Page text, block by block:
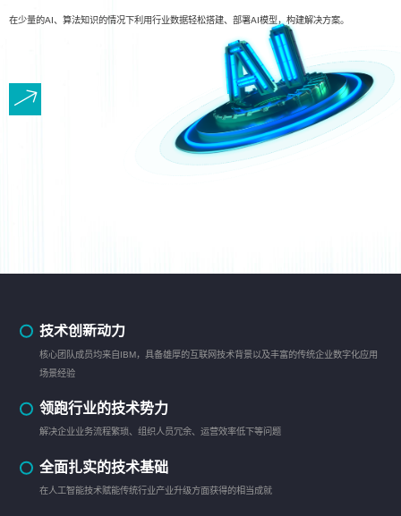
在少量的AI、算法知识的情况下利用行业数据轻松搭建、部署AI模型，构建解决方案。
技术创新动力
核心团队成员均来自IBM，具备雄厚的互联网技术背景以及丰富的传统企业数字化应用
场景经验
领跑行业的技术势力
解决企业业务流程繁琐、组织人员冗余、运营效率低下等问题
全面扎实的技术基础
在人工智能技术赋能传统行业产业升级方面获得的相当成就